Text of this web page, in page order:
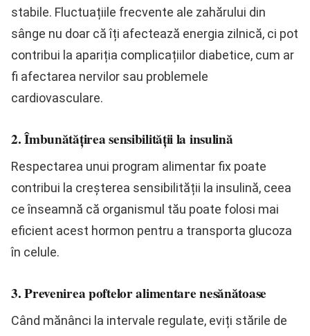
stabile. Fluctuațiile frecvente ale zahărului din
sânge nu doar că îți afectează energia zilnică, ci pot
contribui la apariția complicațiilor diabetice, cum ar
fi afectarea nervilor sau problemele
cardiovasculare.
2. Îmbunătățirea sensibilității la insulină
Respectarea unui program alimentar fix poate
contribui la creșterea sensibilității la insulină, ceea
ce înseamnă că organismul tău poate folosi mai
eficient acest hormon pentru a transporta glucoza
în celule.
3. Prevenirea poftelor alimentare nesănătoase
Când mănânci la intervale regulate, eviți stările de